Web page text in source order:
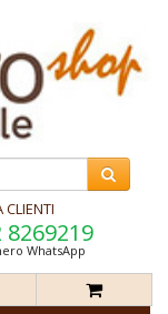
CLIENTI
8269219
WhatsApp